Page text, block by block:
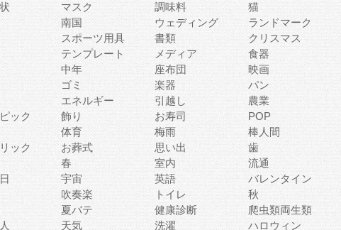
マスク 調味料 猫
南国
ウェディング ランドマーク
スポーツ用具
書類 クリスマス
テンプレート
メディア 食器
中年
座布団 映画
ゴミ
楽器 パン
エネルギー
引越し 農業
ック
飾り お寿司 POP
体育
梅雨 棒人間
ック
お葬式 思い出 歯
春
室内 流通
宇宙 英語 バレンタイン
吹奏楽
トイレ 秋
夏バテ
健康診断 爬虫類両生類
天気 洗濯 ハロウィン